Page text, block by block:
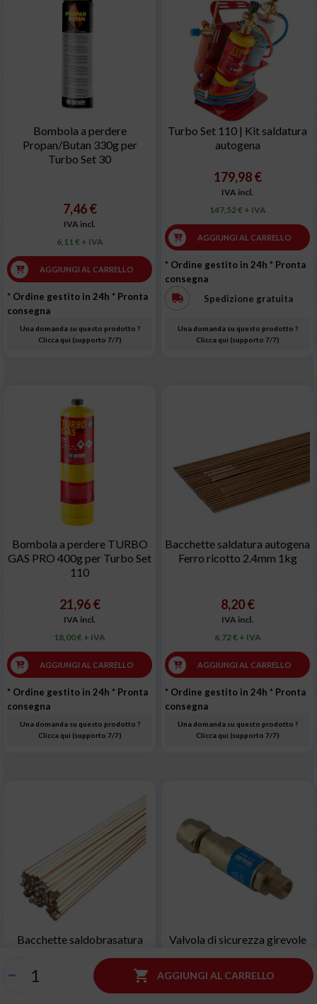
 AGGIUNGI AL CARRELLO
Bombola a perdere
Propan/Butan 330g per
Turbo Set 30
7,46 €
IVA incl.
6,11 € + IVA
AGGIUNGI AL CARRELLO
* Ordine gestito in 24h * Pronta
consegna
Una domanda su questo prodotto ?
Clicca qui (supporto 7/7)
Turbo Set 110 | Kit saldatura
autogena
179,98 €
IVA incl.
147,52 € + IVA
AGGIUNGI AL CARRELLO
* Ordine gestito in 24h * Pronta
consegna
Spedizione gratuita
Una domanda su questo prodotto ?
Clicca qui (supporto 7/7)
Bombola a perdere TURBO
GAS PRO 400g per Turbo Set
110
21,96 €
IVA incl.
18,00 € + IVA
AGGIUNGI AL CARRELLO
* Ordine gestito in 24h * Pronta
consegna
Una domanda su questo prodotto ?
Clicca qui (supporto 7/7)
Bacchette saldatura autogena
Ferro ricotto 2.4mm 1kg
8,20 €
IVA incl.
6,72 € + IVA
AGGIUNGI AL CARRELLO
* Ordine gestito in 24h * Pronta
consegna
Una domanda su questo prodotto ?
Clicca qui (supporto 7/7)
Bacchette saldobrasatura
Valvola di sicurezza girevole
raccordato-impugnatura